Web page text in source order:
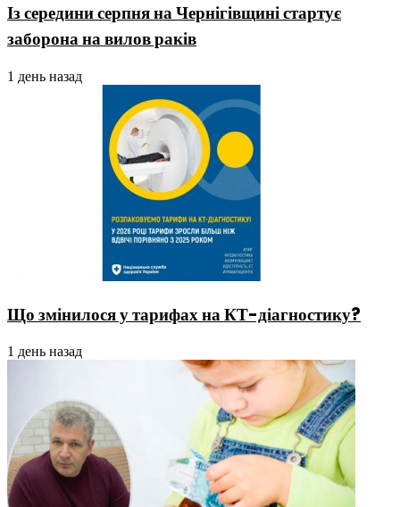
Із середини серпня на Чернігівщині стартує
заборона на вилов раків
1 день назад
Що змінилося у тарифах на КТ-діагностику?
1 день назад